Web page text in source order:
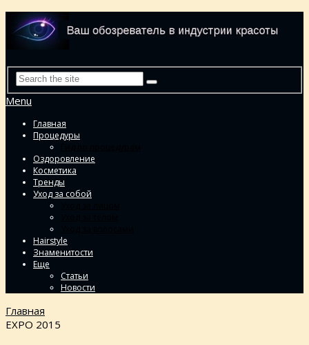
Menu
Главная
Процедуры
Оздоровление
Косметика
Тренды
Уход за собой
Hairstyle
Знаменитости
Еще
Статьи
Новости
Главная
ЕХРО 2015